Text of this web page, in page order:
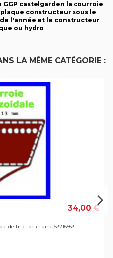
castelgarden la courroie
constructeur sous le
l'année et le constructeur
ou hydro
LA MÊME CATÉGORIE :
34,00 €
de traction origine 532165631